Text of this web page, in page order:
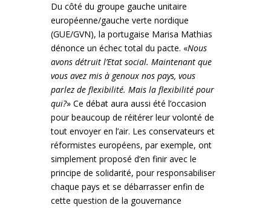
Du côté du groupe gauche unitaire
européenne/gauche verte nordique
(GUE/GVN), la portugaise Marisa Mathias
dénonce un échec total du pacte. «Nous
avons détruit l’Etat social. Maintenant que
vous avez mis à genoux nos pays, vous
parlez de flexibilité. Mais la flexibilité pour
qui?» Ce débat aura aussi été l’occasion
pour beaucoup de réitérer leur volonté de
tout envoyer en l’air. Les conservateurs et
réformistes européens, par exemple, ont
simplement proposé d’en finir avec le
principe de solidarité, pour responsabiliser
chaque pays et se débarrasser enfin de
cette question de la gouvernance